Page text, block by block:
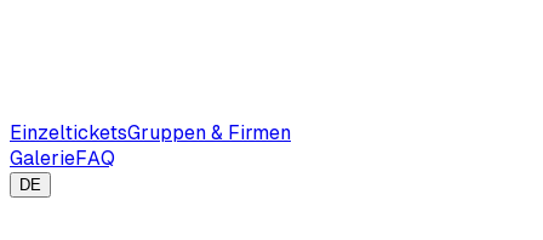
EinzelticketsGruppen & Firmen
GalerieFAQ
DE